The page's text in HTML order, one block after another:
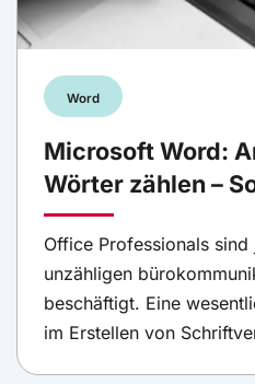
Word
Microsoft Word:
Wörter zählen –
Office Professionals sind
unzähligen
beschäftigt. Eine
im Erstellen von